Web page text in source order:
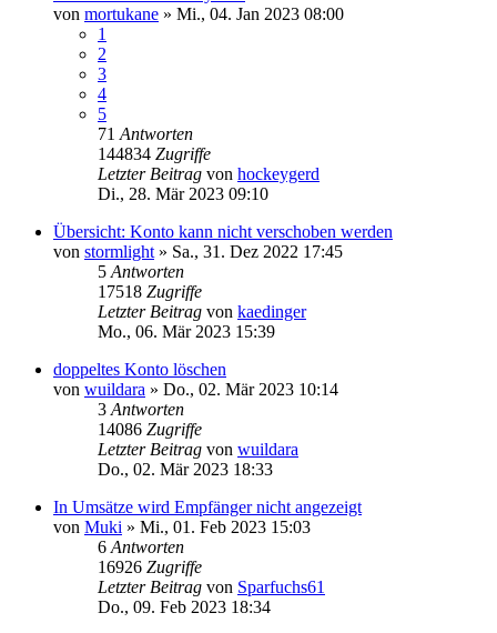
von mortukane » Mi., 04. Jan 2023 08:00
1
2
3
4
5
71 Antworten
144834 Zugriffe
Letzter Beitrag von hockeygerd
Di., 28. Mär 2023 09:10
Übersicht: Konto kann nicht verschoben werden
von stormlight » Sa., 31. Dez 2022 17:45
5 Antworten
17518 Zugriffe
Letzter Beitrag von kaedinger
Mo., 06. Mär 2023 15:39
doppeltes Konto löschen
von wuildara » Do., 02. Mär 2023 10:14
3 Antworten
14086 Zugriffe
Letzter Beitrag von wuildara
Do., 02. Mär 2023 18:33
In Umsätze wird Empfänger nicht angezeigt
von Muki » Mi., 01. Feb 2023 15:03
6 Antworten
16926 Zugriffe
Letzter Beitrag von Sparfuchs61
Do., 09. Feb 2023 18:34